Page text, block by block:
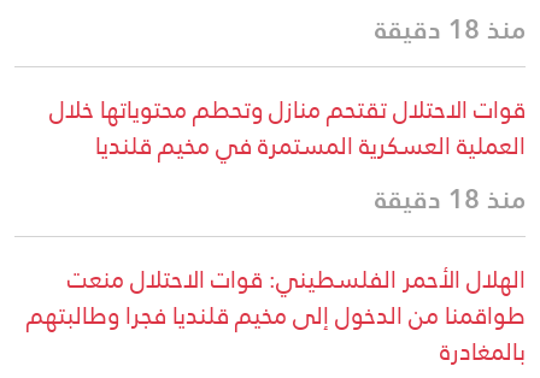
منذ 18 دقيقة
قوات الاحتلال تقتحم منازل وتحطم محتوياتها خلال
العملية العسكرية المستمرة في مخيم قلنديا
منذ 18 دقيقة
الهلال الأحمر الفلسطيني: قوات الاحتلال منعت
طواقمنا من الدخول إلى مخيم قلنديا فجرا وطالبتهم
بالمغادرة